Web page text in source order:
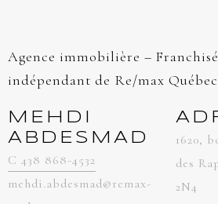
Agence immobilière –
indépendant de Re/max
MEHDI
ABDESMAD
C 438 868-4532
mehdi.abdesmad@remax-
1620,
des
2N4